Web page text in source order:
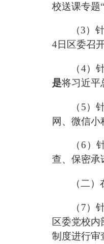
校送课专题“
（3）
4日区委召
（4）
是将习近平
（ 5）
网、微信小
（6 ）
查、保密承
（二）
（ 7）
区委党校内
制度进行审